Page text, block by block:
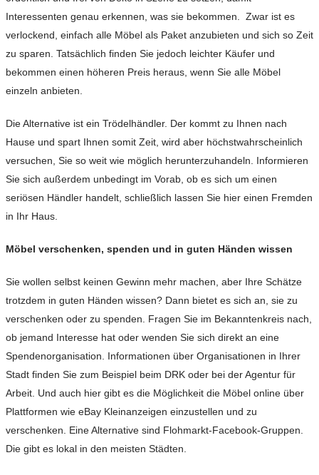
Interessenten genau erkennen, was sie bekommen. Zwar ist es
verlockend, einfach alle Möbel als Paket anzubieten und sich so Zeit
zu sparen. Tatsächlich finden Sie jedoch leichter Käufer und
bekommen einen höheren Preis heraus, wenn Sie alle Möbel
einzeln anbieten.
Die Alternative ist ein Trödelhändler. Der kommt zu Ihnen nach
Hause und spart Ihnen somit Zeit, wird aber höchstwahrscheinlich
versuchen, Sie so weit wie möglich herunterzuhandeln. Informieren
Sie sich außerdem unbedingt im Vorab, ob es sich um einen
seriösen Händler handelt, schließlich lassen Sie hier einen Fremden
in Ihr­­­­ Haus.
Möbel verschenken, spenden und in guten Händen wissen
Sie wollen selbst keinen Gewinn mehr machen, aber Ihre Schätze
trotzdem in guten Händen wissen? Dann bietet es sich an, sie zu
verschenken oder zu spenden. Fragen Sie im Bekanntenkreis nach,
ob jemand Interesse hat oder wenden Sie sich direkt an eine
Spendenorganisation. Informationen über Organisationen in Ihrer
Stadt finden Sie zum Beispiel beim DRK oder bei der Agentur für
Arbeit. Und auch hier gibt es die Möglichkeit die Möbel online über
Plattformen wie eBay Kleinanzeigen einzustellen und zu
verschenken. Eine Alternative sind Flohmarkt-Facebook-Gruppen.
Die gibt es lokal in den meisten Städten.